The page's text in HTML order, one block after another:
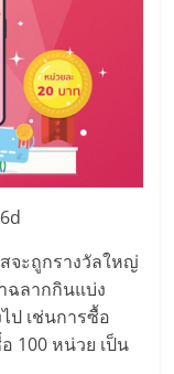
จะถูกรางวัลใหญ่
ฉลากกินแบ่ง
ป เช่นการซื้อ
100 หน่วย เป็น